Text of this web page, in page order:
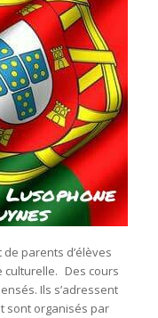
parents d’élèves
culturelle. Des cours
Ils s’adressent
sont organisés par